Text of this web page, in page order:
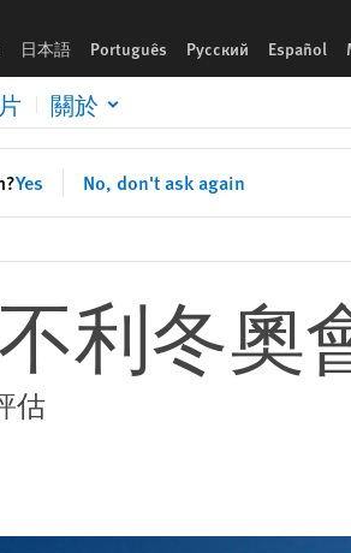
日本語 Português Русский Español
關於
Yes No, don't ask again
利冬奧
估